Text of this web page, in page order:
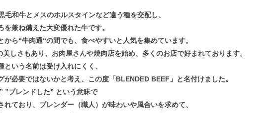
毛和牛とメスのホルスタインなど違う種を交配し、
兼ね備えた大変優れた牛です。
から“牛肉通“の間でも、食べやすいと人気を集めています。
しさもあり、お肉屋さんや焼肉店を始め、多くのお店で好まれております。
という名前は受け入れにくく、
が必要ではないかと考え、この度「BLENDED BEEF」と名付けました。
”ブレンドした” という意昧で
れており、ブレンダー（職人）が味わいや風合いを求めて、